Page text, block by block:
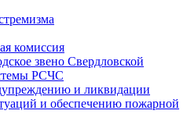
комиссия
звено Свердловской
РСЧС
и ликвидации
и обеспечению пожарной